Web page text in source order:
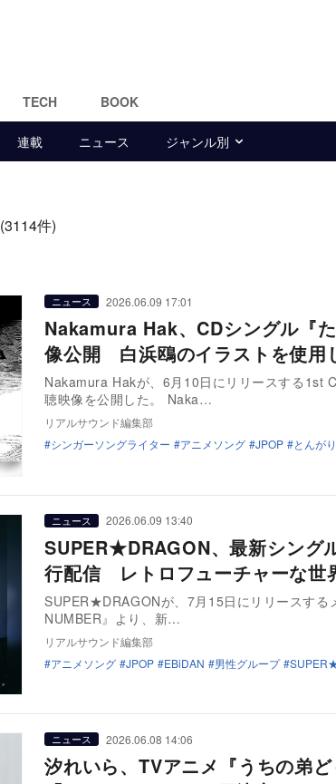
TECH BOOK
連載 ニュース ジャンル別
(3114件)
ニュース 2026.06.09 17:01
Nakamura Hak、CDシングル『
像公開 白浜鴎のイラストを使用
Nakamura Hakが、6月10日にリリースする1st
聴映像を公開した。 Naka…
リアルサウンド編集部
シンガーソングライター
アニメソング JPOP とんが
ニュース 2026.06.09 13:40
SUPER★DRAGON、最新シング
行配信 レトロフューチャーな世
SUPER★DRAGONが、7月15日にリリースす
NUMBER』より、新…
リアルサウンド編集部
アニメソング
JPOP EBiDAN 男性グループ
ニュース 2026.06.08 14:06
汐れいら、TVアニメ『うちの弟